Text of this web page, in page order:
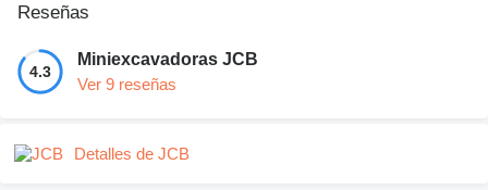
Reseñas
4.3
Miniexcavadoras JCB
Ver 9 reseñas
Detalles de JCB